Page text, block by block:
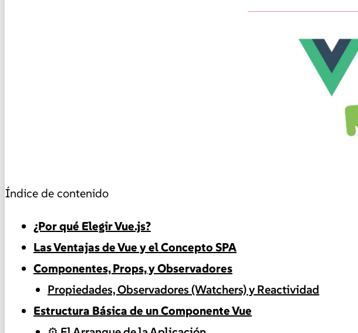
Índice de contenido
¿Por qué Elegir Vue.js?
Las Ventajas de Vue y el Concepto SPA
Componentes, Props, y Observadores
Propiedades, Observadores (Watchers) y Reactividad
Estructura Básica de un Componente Vue